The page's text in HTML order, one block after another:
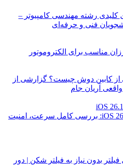
کلیدی رشته مهندسی کامپیوتر –
فنی و حرفه‌ای
مناسب برای الکتروموتور
از کابین دوش چیست؟ گزارشی از
آریان جام
مقایسه اندروید 16 و iOS 26.1: بررسی کامل سرعت، امنیت
بدون نیاز به فیلتر شکن | دور